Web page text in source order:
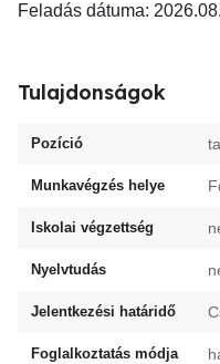
Feladás dátuma:
Tulajdonságok
Pozíció
Munkavégzés helye
Iskolai végzettség
Nyelvtudás
Jelentkezési határidő
Foglalkoztatás módja